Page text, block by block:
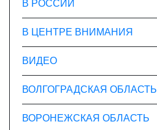
В РОССИИ
В ЦЕНТРЕ ВНИМАНИЯ
ВИДЕО
ВОЛГОГРАДСКАЯ ОБЛАСТЬ
ВОРОНЕЖСКАЯ ОБЛАСТЬ